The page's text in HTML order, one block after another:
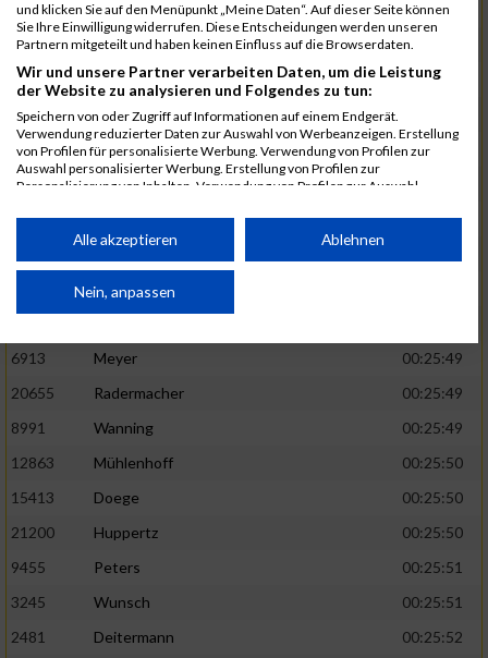
1582 Funken
00:25:42
12220
Cosma
00:25:43
9678
Exner
00:25:43
11817
Schmaul-Klaibee
6812
Koch
00:25:47
9610
Linß
00:25:47
706
Wehmeier
00:25:48
Küpper
Inhoff
6913
Meyer
00:25:49
20655
Radermacher
00:25:49
8991
Wanning
00:25:49
12863
Mühlenhoff
00:25:50
15413
Doege
00:25:50
21200
Huppertz
00:25:50
9455
Peters
00:25:51
3245
Wunsch
00:25:51
2481
Deitermann
00:25:52
und klicken Sie auf den Menüpunkt „Meine Daten“. Auf dieser Seite können
Sie Ihre Einwilligung widerrufen. Diese Entscheidungen werden unseren
Partnern mitgeteilt und haben keinen Einfluss auf die Browserdaten.
Wir und unsere Partner verarbeiten Daten, um die Leistung
der Website zu analysieren und Folgendes zu tun:
Speichern von oder Zugriff auf Informationen auf einem Endgerät.
Verwendung reduzierter Daten zur Auswahl von Werbeanzeigen. Erstellung
von Profilen für personalisierte Werbung. Verwendung von Profilen zur
Auswahl personalisierter Werbung. Erstellung von Profilen zur
Personalisierung von Inhalten. Verwendung von Profilen zur Auswahl
Performance von Inhalten. Analyse von Zielgruppen durch Statistiken oder
Kombinationen von Daten aus verschiedenen Quellen. Entwicklung und
von Inhalten.
Daten können außerhalb der Europäischen Union weitergegeben und in die
Website/App.
Partnerliste anzeigen (1 IAB-Anbieter)
Wir nutzen Ihre Daten für folgende Zwecke:
Speichern von oder Zugriff auf Informationen
auf einem Endgerät
von Werbeanzeigen
Werbung
Alle akzeptieren Ablehnen
Nein, anpassen